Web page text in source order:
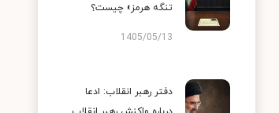
تنگه هرمز» چیست؟
1405/05/13
دفتر رهبر انقلاب: ادعا